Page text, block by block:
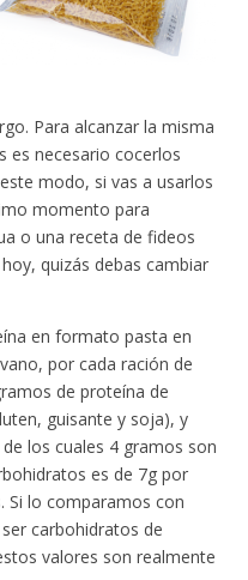
Para alcanzar la misma
es necesario cocerlos
modo, si vas a usarlos
momento para
o una receta de fideos
quizás debas cambiar
en formato pasta en
por cada ración de
de proteína de
guisante y soja), y
los cuales 4 gramos son
es de 7g por
Si lo comparamos con
carbohidratos de
valores son realmente